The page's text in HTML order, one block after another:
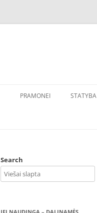
PRAMONEI STATYBA
Search